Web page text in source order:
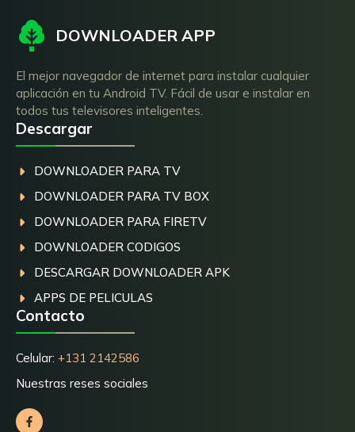
DOWNLOADER APP
El mejor navegador de internet para instalar cualquier
aplicación en tu Android TV. Fácil de usar e instalar en
todos tus televisores inteligentes.
Descargar
DOWNLOADER PARA TV
DOWNLOADER PARA TV BOX
DOWNLOADER PARA FIRETV
DOWNLOADER CODIGOS
DESCARGAR DOWNLOADER APK
APPS DE PELICULAS
Contacto
Celular: +131 2142586
Nuestras reses sociales